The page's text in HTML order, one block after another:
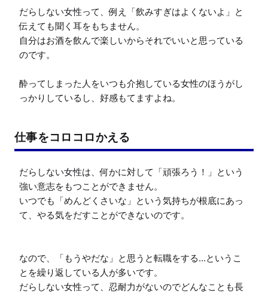
だらしない女性って、例え「飲みすぎはよくないよ」と
伝えても聞く耳をもちません。
自分はお酒を飲んで楽しいからそれでいいと思っている
のです。
酔ってしまった人をいつも介抱している女性のほうがし
っかりしているし、好感もてますよね。
仕事をコロコロかえる
だらしない女性は、何かに対して「頑張ろう！」という
強い意志をもつことができません。
いつでも「めんどくさいな」という気持ちが根底にあっ
て、やる気をだすことができないのです。
なので、「もうやだな」と思うと転職をする...というこ
とを繰り返している人が多いです。
だらしない女性って、忍耐力がないのでどんなことも長